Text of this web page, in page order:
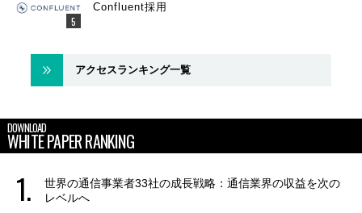
Confluent採用
アクセスランキング一覧
DOWNLOAD
WHITE PAPER RANKING
世界の通信事業者33社の成長戦略：通信業界の収益を次の
レベルへ